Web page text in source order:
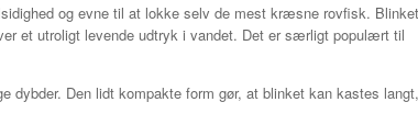
og evne til at lokke selv de mest kræsne rovfisk.
et utroligt levende udtryk i vandet. Det er særligt populært til
Den lidt kompakte form gør, at blinket kan kastes